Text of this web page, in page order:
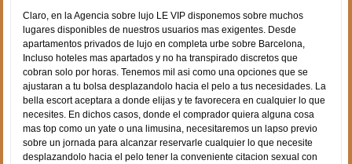
Claro, en la Agencia sobre lujo LE VIP disponemos sobre muchos
lugares disponibles de nuestros usuarios mas exigentes. Desde
apartamentos privados de lujo en completa urbe sobre Barcelona,
Incluso hoteles mas apartados y no ha transpirado discretos que
cobran solo por horas. Tenemos mil asi­ como una opciones que se
ajustaran a tu bolsa desplazandolo hacia el pelo a tus necesidades. La
bella escort aceptara a donde elijas y te favorecera en cualquier lo que
necesites. En dichos casos, donde el comprador quiera alguna cosa
mas top como un yate o una limusina, necesitaremos un lapso previo
sobre un jornada para alcanzar reservarle cualquier lo que necesite
desplazandolo hacia el pelo tener la conveniente citacion sexual con